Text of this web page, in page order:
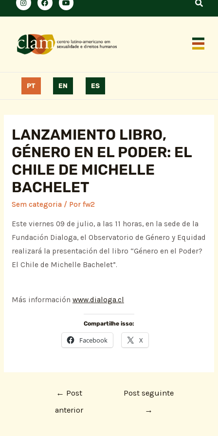
PT EN ES
LANZAMIENTO LIBRO,
GÉNERO EN EL PODER: EL
CHILE DE MICHELLE
BACHELET
Sem categoria/ Por fw2
Este viernes 09 de julio, a las 11 horas, en la sede de la
Fundación Dialoga, el Observatorio de Género y Equidad
realizará la presentación del libro “Género en el Poder?
El Chile de Michelle Bachelet”.
Más información www.dialoga.cl
Compartilhe isso:
Facebook X
← Post
anterior
Post seguinte
→